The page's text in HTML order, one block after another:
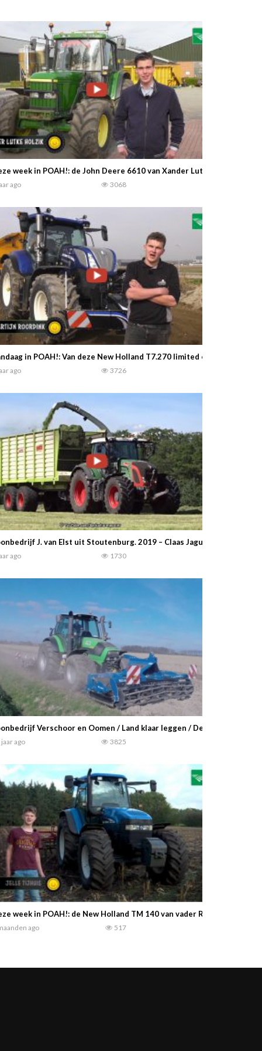
week in POAH!: de John Deere 6610 van Xander Lutke Holzik uit
ago 3068
in POAH!: Van deze New Holland T7.270 limited edition zijn
ago 3726
J. van Elst uit Stoutenburg. 2019 – Claas Jaguar 960 +
ago 1730
Verschoor en Oomen / Land klaar leggen / Deutz Agrotron
ago 3825
week in POAH!: de New Holland TM 140 van vader Richard en
ago 517